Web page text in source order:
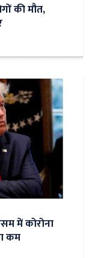
की मौत,
में कोरोना
कम